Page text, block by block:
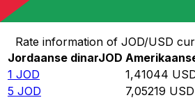
Converteer Jordaanse dinar naar
Rate information of JOD/USD
Jordaanse dinarJOD
1 JOD 1,41044
5 JOD 7,05219 USD